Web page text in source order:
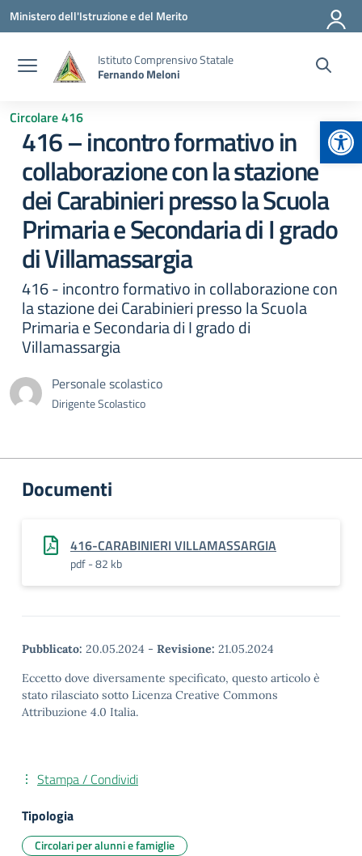
Vai ai contenuti
Vai al menu di navigazione
Vai al footer
Ministero dell'Istruzione e del Merito
Istituto Comprensivo Statale
Fernando Meloni
Circolare 416
416 – incontro formativo in
collaborazione con la stazione
dei Carabinieri presso la Scuola
Primaria e Secondaria di I grado
di Villamassargia
416 - incontro formativo in collaborazione con
la stazione dei Carabinieri presso la Scuola
Primaria e Secondaria di I grado di
Villamassargia
Personale scolastico
Dirigente Scolastico
Documenti
416-CARABINIERI VILLAMASSARGIA
pdf - 82 kb
Pubblicato: 20.05.2024 - Revisione: 21.05.2024
Eccetto dove diversamente specificato, questo articolo è
stato rilasciato sotto Licenza Creative Commons
Attribuzione 4.0 Italia.
Stampa / Condividi
Tipologia
Circolari per alunni e famiglie